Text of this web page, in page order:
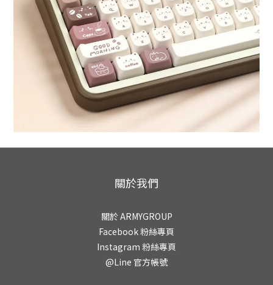
關於我們
關於 ARMYGROUP
Facebook 粉絲專頁
Instagram 粉絲專頁
@Line 官方帳號